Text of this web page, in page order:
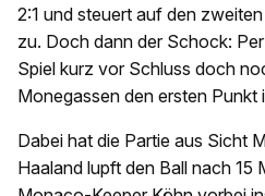
2:1 und steuert auf den
zu. Doch dann der Schock:
Spiel kurz vor Schluss doch
Monegassen den ersten Punkt
Dabei hat die Partie aus Sicht
Haaland lupft den Ball nach 15